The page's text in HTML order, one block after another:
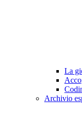
La
Archivio